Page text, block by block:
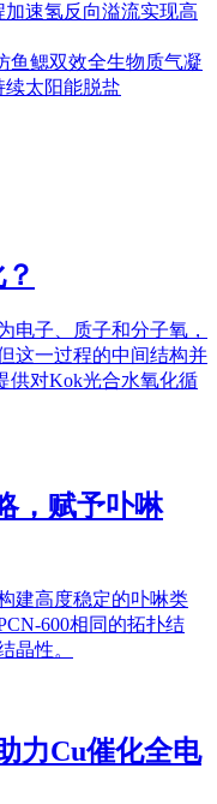
速氢反向溢流实现高
鱼鳃双效全生物质气凝
太阳能脱盐
电子、质子和分子氧，
这一过程的中间结构并
供对Kok光合水氧化循
，赋予卟啉
建高度稳定的卟啉类
600相同的拓扑结
晶性。
力Cu催化全电